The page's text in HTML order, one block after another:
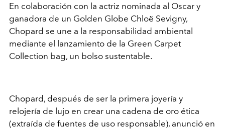
En colaboración con la actriz nominada al Oscar y
ganadora de un Golden Globe Chloë Sevigny,
Chopard se une a la responsabilidad ambiental
mediante el lanzamiento de la Green Carpet
Collection bag, un bolso sustentable.
Chopard, después de ser la primera joyería y
relojería de lujo en crear una cadena de oro ética
(extraída de fuentes de uso responsable), anunció en